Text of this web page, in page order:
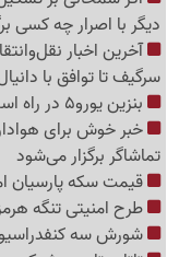
دیگر با اصرار چه کسی
سرگیف تا توافق با
بنزین یورو5 در راه است؛ تولید پالایشگاه تهران افزایش می‌یابد
خبر خوش برای
تماشاگر برگزار می‌شود
قیمت سکه پارسیان امروز
طرح امنیتی تنگه
شورش سه